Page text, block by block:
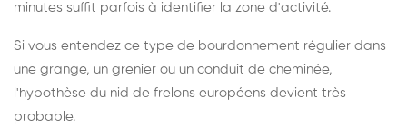
minutes suffit parfois à identifier la zone d'activité.
Si vous entendez ce type de bourdonnement régulier dans
une grange, un grenier ou un conduit de cheminée,
l'hypothèse du nid de frelons européens devient très
probable.